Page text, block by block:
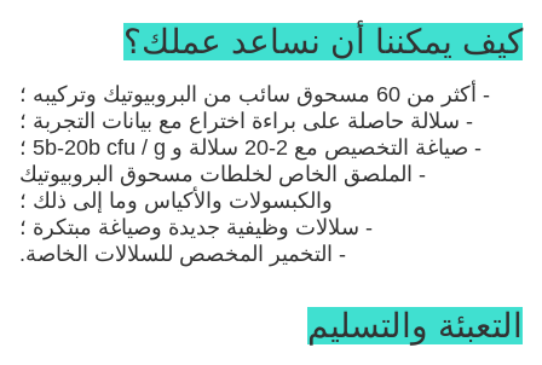
كيف يمكننا أن نساعد عملك؟
- أكثر من 60 مسحوق سائب من البروبيوتيك وتركيبه ؛
- سلالة حاصلة على براءة اختراع مع بيانات التجربة ؛
- صياغة التخصيص مع 2-20 سلالة و 5b-20b cfu / g ؛
- الملصق الخاص لخلطات مسحوق البروبيوتيك
والكبسولات والأكياس وما إلى ذلك ؛
- سلالات وظيفية جديدة وصياغة مبتكرة ؛
- التخمير المخصص للسلالات الخاصة.
التعبئة والتسليم